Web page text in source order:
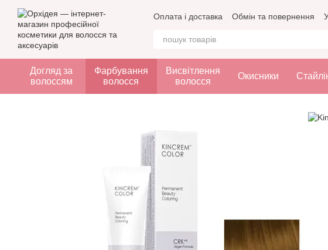
Перейти до основного контенту
Оплата і доставка Обмін та повернення
Догляд за
волоссям
Фарбування
волосся
Висвітлення
волосся
Окисники